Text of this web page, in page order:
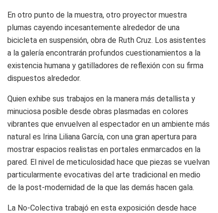
En otro punto de la muestra, otro proyector muestra
plumas cayendo incesantemente alrededor de una
bicicleta en suspensión, obra de Ruth Cruz. Los asistentes
a la galería encontrarán profundos cuestionamientos a la
existencia humana y gatilladores de reflexión con su firma
dispuestos alrededor.
Quien exhibe sus trabajos en la manera más detallista y
minuciosa posible desde obras plasmadas en colores
vibrantes que envuelven al espectador en un ambiente más
natural es Irina Liliana García, con una gran apertura para
mostrar espacios realistas en portales enmarcados en la
pared. El nivel de meticulosidad hace que piezas se vuelvan
particularmente evocativas del arte tradicional en medio
de la post-modernidad de la que las demás hacen gala.
La No-Colectiva trabajó en esta exposición desde hace